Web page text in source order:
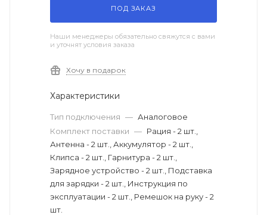
ПОД ЗАКАЗ
Наши менеджеры обязательно свяжутся с вами
и уточнят условия заказа
Хочу в подарок
Характеристики
Тип подключения — Аналоговое
Комплект поставки — Рация - 2 шт.,
Антенна - 2 шт., Аккумулятор - 2 шт.,
Клипса - 2 шт., Гарнитура - 2 шт.,
Зарядное устройство - 2 шт., Подставка
для зарядки - 2 шт., Инструкция по
эксплуатации - 2 шт., Ремешок на руку - 2
шт.